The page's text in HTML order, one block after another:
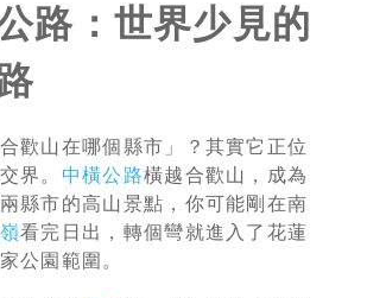
路：世界少見的
歡山在哪個縣市」？其實它正位
界。 中橫公路橫越合歡山，成為
縣市的高山景點，你可能剛在南
看完日出，轉個彎就進入了花蓮
公園範圍。